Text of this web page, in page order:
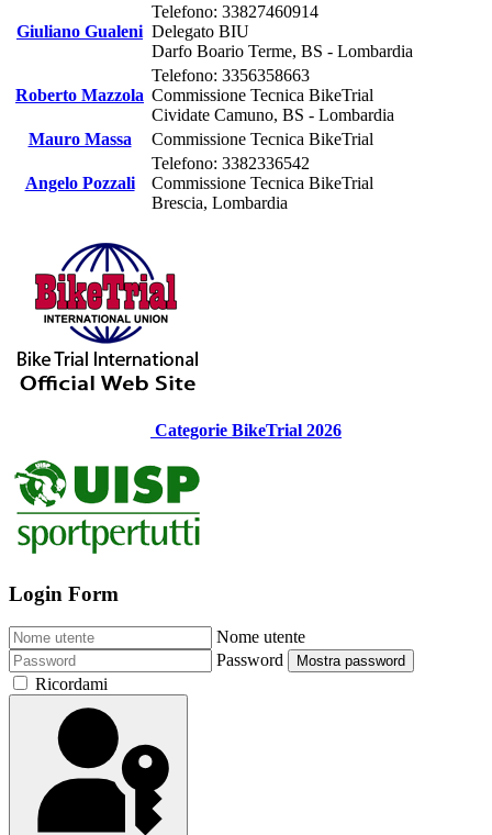
Giuliano Gualeni
Telefono: 33827460914
Delegato BIU
Darfo Boario Terme, BS - Lombardia
Roberto Mazzola
Telefono: 3356358663
Commissione Tecnica BikeTrial
Cividate Camuno, BS - Lombardia
Mauro Massa
Commissione Tecnica BikeTrial
Angelo Pozzali
Telefono: 3382336542
Commissione Tecnica BikeTrial
Brescia, Lombardia
Categorie BikeTrial 2026
Login Form
Nome utente
Password
Mostra password
Ricordami